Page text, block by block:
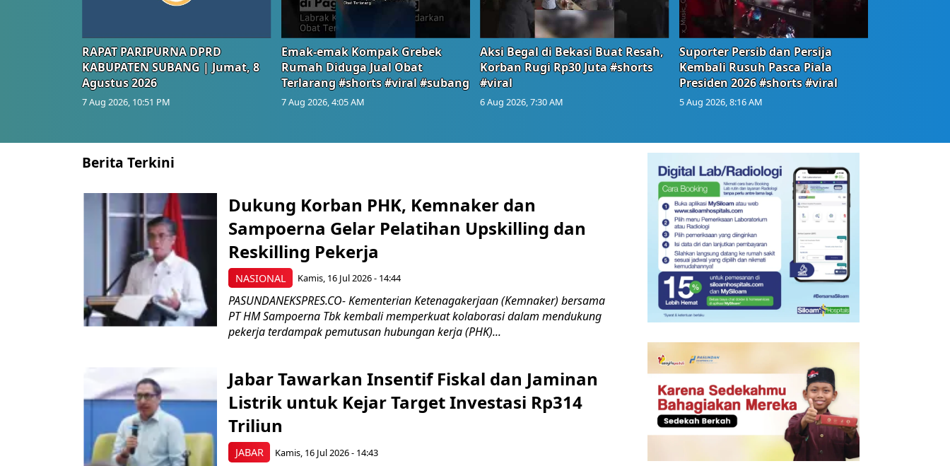
RAPAT PARIPURNA DPRD
KABUPATEN SUBANG | Jumat, 8
Agustus 2026
7 Aug 2026, 10:51 PM
Emak-emak Kompak Grebek
Rumah Diduga Jual Obat
Terlarang #shorts #viral #subang
7 Aug 2026, 4:05 AM
Aksi Begal di Bekasi Buat Resah,
Korban Rugi Rp30 Juta #shorts
#viral
6 Aug 2026, 7:30 AM
Suporter Persib dan Persija
Kembali Rusuh Pasca Piala
Presiden 2026 #shorts #viral
5 Aug 2026, 8:16 AM
Berita Terkini
NASIONAL
Dukung Korban PHK, Kemnaker dan
Sampoerna Gelar Pelatihan Upskilling dan
Reskilling Pekerja
Kamis, 16 Jul 2026 - 14:44
PASUNDANEKSPRES.CO- Kementerian Ketenagakerjaan (Kemnaker) bersama
PT HM Sampoerna Tbk kembali memperkuat kolaborasi dalam mendukung
pekerja terdampak pemutusan hubungan kerja (PHK)...
JABAR
Jabar Tawarkan Insentif Fiskal dan Jaminan
Listrik untuk Kejar Target Investasi Rp314
Triliun
Kamis, 16 Jul 2026 - 14:43